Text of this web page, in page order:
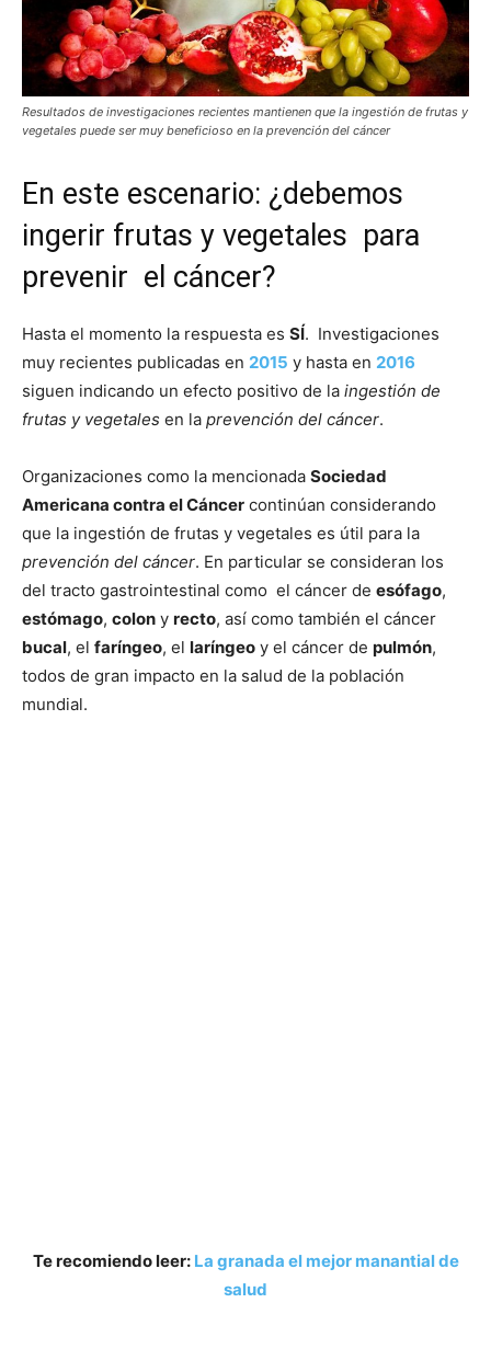
Resultados de investigaciones recientes mantienen que la ingestión de frutas y
vegetales puede ser muy beneficioso en la prevención del cáncer
En este escenario: ¿debemos
ingerir frutas y vegetales para
prevenir el cáncer?
Hasta el momento la respuesta es SÍ. Investigaciones
muy recientes publicadas en 2015 y hasta en 2016
siguen indicando un efecto positivo de la ingestión de
frutas y vegetales en la prevención del cáncer.
Organizaciones como la mencionada Sociedad
Americana contra el Cáncer continúan considerando
que la ingestión de frutas y vegetales es útil para la
prevención del cáncer. En particular se consideran los
del tracto gastrointestinal como el cáncer de esófago,
estómago, colon y recto, así como también el cáncer
bucal, el faríngeo, el laríngeo y el cáncer de pulmón,
todos de gran impacto en la salud de la población
mundial.
Te recomiendo leer:La granada el mejor manantial de
salud